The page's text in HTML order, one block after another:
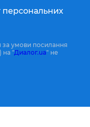
персональних
за умови посилання
на "Диалог.ua" не